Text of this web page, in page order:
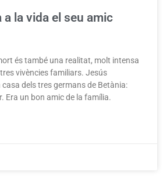
la vida el seu amic
és també una realitat, molt intensa
vivències familiars. Jesús
dels tres germans de Betània:
Era un bon amic de la família.